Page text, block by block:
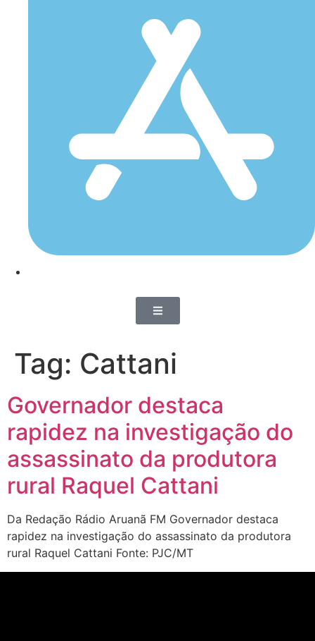
Tag: Cattani
Governador destaca
rapidez na investigação do
assassinato da produtora
rural Raquel Cattani
Da Redação Rádio Aruanã FM Governador destaca
rapidez na investigação do assassinato da produtora
rural Raquel Cattani Fonte: PJC/MT